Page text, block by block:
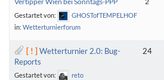
Gestartet von:
GHOSTofTEMPELHOF
in: Wetterturnierforum
Wetterturnier 2.0: Bug-
Reports
Gestartet von:
reto
24